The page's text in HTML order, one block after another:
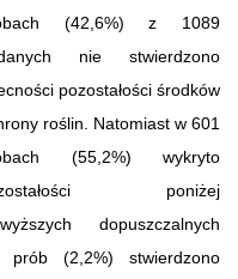
(42,6%) z 1089
nie stwierdzono
pozostałości środków
roślin. Natomiast w 601
(55,2%) wykryto
poniżej
dopuszczalnych
(2,2%) stwierdzono